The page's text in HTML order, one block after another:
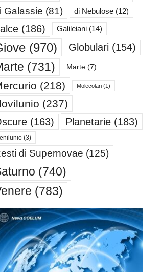
Galassie (81) di Nebulose(12)
(186) Galileiani(14)
(970) Globulari (154)
(731) Marte(7)
(218) Molecolari(1)
(237)
(163) Planetarie(183)
(3)
di Supernovae (125)
(740)
(783)